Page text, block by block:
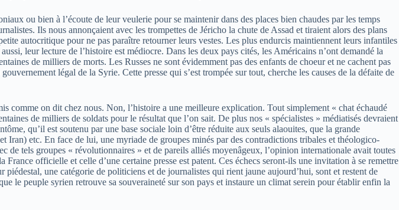
ou bien à l’écoute de leur veulerie pour se maintenir dans des places bien chaudes par les temps
Ils nous annonçaient avec les trompettes de Jéricho la chute de Assad et tiraient alors des plans
autocritique pour ne pas paraître retourner leurs vestes. Les plus endurcis maintiennent leurs infantiles
leur lecture de l’histoire est médiocre. Dans les deux pays cités, les Américains n’ont demandé la
de milliers de morts. Les Russes ne sont évidemment pas des enfants de choeur et ne cachent pas
légal de la Syrie. Cette presse qui s’est trompée sur tout, cherche les causes de la défaite de
comme on dit chez nous. Non, l’histoire a une meilleure explication. Tout simplement « chat échaudé
de milliers de soldats pour le résultat que l’on sait. De plus nos « spécialistes » médiatisés devraient
qu’il est soutenu par une base sociale loin d’être réduite aux seuls alaouites, que la grande
Iran) etc. En face de lui, une myriade de groupes minés par des contradictions tribales et théologico-
de tels groupes « révolutionnaires » et de pareils alliés moyenâgeux, l’opinion internationale avait toutes
officielle et celle d’une certaine presse est patent. Ces échecs seront-ils une invitation à se remettre
une catégorie de politiciens et de journalistes qui rient jaune aujourd’hui, sont et restent de
le peuple syrien retrouve sa souveraineté sur son pays et instaure un climat serein pour établir enfin la